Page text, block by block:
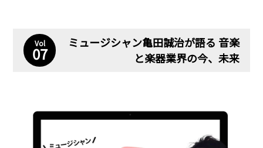
Vol
07
ミュージシャン亀田誠治が語る 音楽
と楽器業界の今、未来